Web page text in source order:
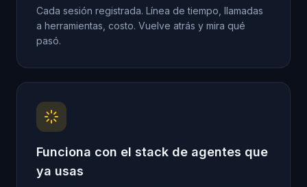
Cada sesión registrada. Línea de tiempo, llamadas
a herramientas, costo. Vuelve atrás y mira qué
pasó.
Funciona con el stack de agentes que
ya usas